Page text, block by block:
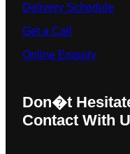
Delivery Schedule
Get a Call
Online Enquiry
Don�t
Contact With